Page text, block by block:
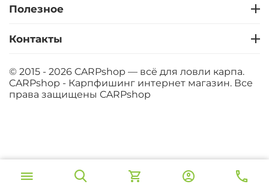
Полезное
Контакты
© 2015 - 2026 CARPshop — всё для ловли карпа.
CARPshop - Карпфишинг интернет магазин. Все
права защищены CARPshop